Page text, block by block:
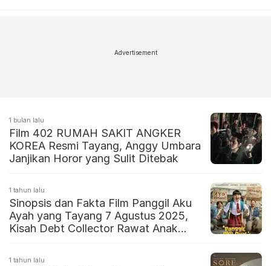
Advertisement
1 bulan lalu
Film 402 RUMAH SAKIT ANGKER
KOREA Resmi Tayang, Anggy Umbara
Janjikan Horor yang Sulit Ditebak
1 tahun lalu
Sinopsis dan Fakta Film Panggil Aku
Ayah yang Tayang 7 Agustus 2025,
Kisah Debt Collector Rawat Anak
1 tahun lalu